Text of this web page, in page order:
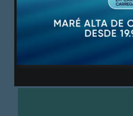
PUBLICIDADE